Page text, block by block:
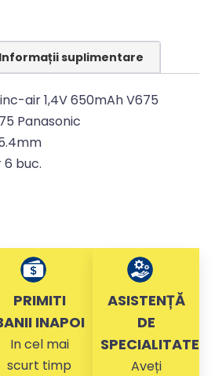
Informații suplimentare
air 1,4V 650mAh V675
Panasonic
buc.
PRIMITI
INAPOI
In cel mai
scurt timp
ASISTENȚĂ
DE
SPECIALITATE
Aveți